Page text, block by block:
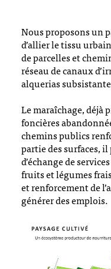
Nous proposons un
d’allier le tissu
de parcelles et
réseau de canaux
alquerias
Le maraîchage, déjà
foncières
chemins publics
partie des surfaces,
d’échange de
fruits et légumes
et renforcement de
générer des emplois.